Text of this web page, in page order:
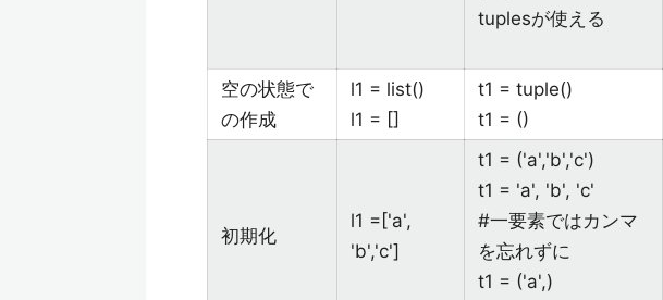
tuplesが使える
空の状態で
の作成
l1 = list()
l1 = []
t1 = tuple()
t1 = ()
初期化
l1 =['a',
'b','c']
t1 = ('a','b','c')
t1 = 'a', 'b', 'c'
#一要素ではカンマ
を忘れずに
t1 = ('a',)